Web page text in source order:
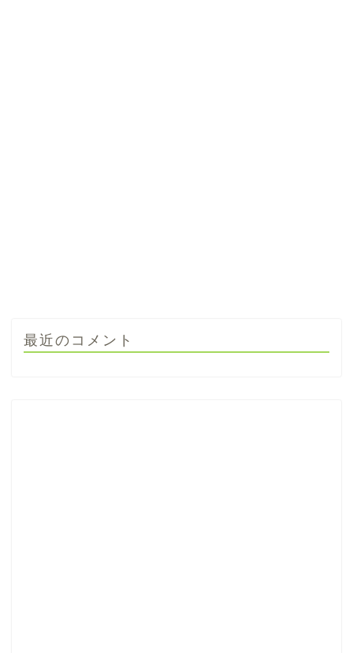
最近のコメント